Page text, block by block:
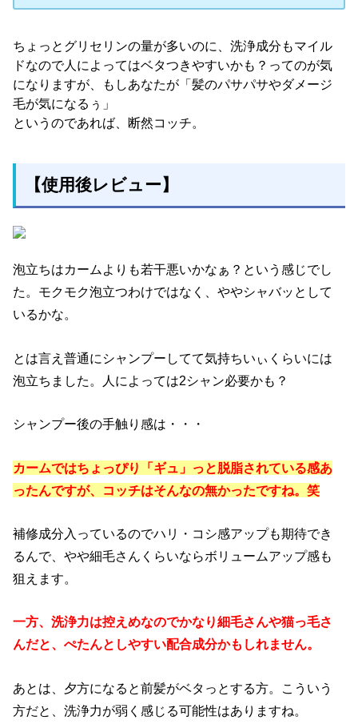
ちょっとグリセリンの量が多いのに、洗浄成分もマイル
ドなので人によってはベタつきやすいかも？ってのが気
になりますが、もしあなたが「髪のパサパサやダメージ
毛が気になるぅ」
というのであれば、断然コッチ。
【使用後レビュー】
泡立ちはカームよりも若干悪いかなぁ？という感じでし
た。モクモク泡立つわけではなく、ややシャバッとして
いるかな。
とは言え普通にシャンプーしてて気持ちいぃくらいには
泡立ちました。人によっては2シャン必要かも？
シャンプー後の手触り感は・・・
カームではちょっぴり「ギュ」っと脱脂されている感あ
ったんですが、コッチはそんなの無かったですね。笑
補修成分入っているのでハリ・コシ感アップも期待でき
るんで、やや細毛さんくらいならボリュームアップ感も
狙えます。
一方、洗浄力は控えめなのでかなり細毛さんや猫っ毛さ
んだと、ぺたんとしやすい配合成分かもしれません。
あとは、夕方になると前髪がベタっとする方。こういう
方だと、洗浄力が弱く感じる可能性はありますね。